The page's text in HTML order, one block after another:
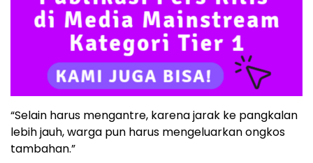
“Selain harus mengantre, karena jarak ke pangkalan
lebih jauh, warga pun harus mengeluarkan ongkos
tambahan.”